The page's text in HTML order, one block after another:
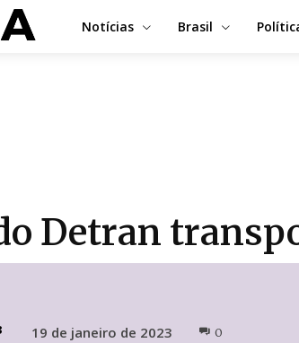
Notícias Brasil
Detran
19 de janeiro de 2023 0